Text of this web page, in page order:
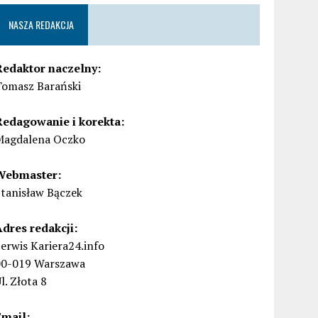
NASZA REDAKCJA
naczelny:
Barański
i korekta:
Oczko
Bączek
redakcji:
Kariera24.info
019 Warszawa
Złota 8